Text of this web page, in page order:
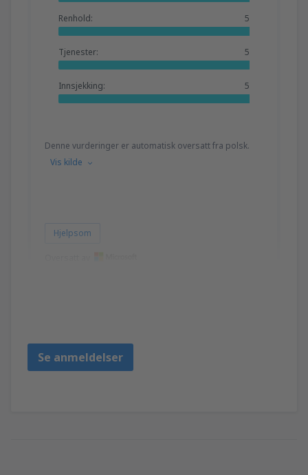
Renhold: 5
Tjenester: 5
Innsjekking: 5
Denne vurderinger er automatisk oversatt fra polsk.
Vis kilde
Hjelpsom
Se anmeldelser